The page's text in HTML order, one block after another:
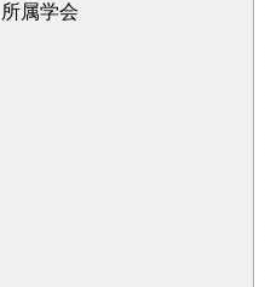
所属学会